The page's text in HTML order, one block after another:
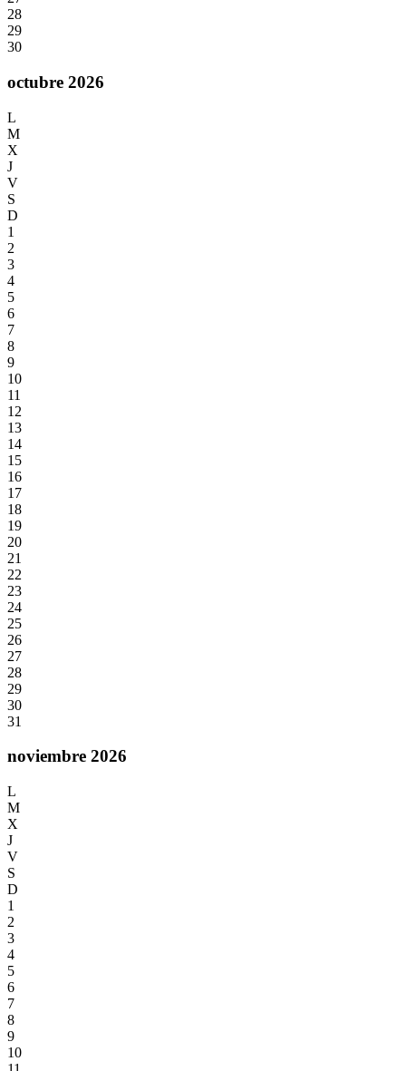
28
29
30
octubre 2026
L
M
X
J
V
S
D
1
2
3
4
5
6
7
8
9
10
11
12
13
14
15
16
17
18
19
20
21
22
23
24
25
26
27
28
29
30
31
noviembre 2026
L
M
X
J
V
S
D
1
2
3
4
5
6
7
8
9
10